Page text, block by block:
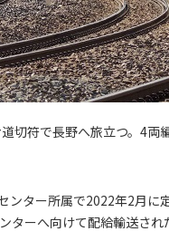
切符で長野へ旅立つ。4
ター所属で2022年2月に
ターへ向けて配給輸送さ